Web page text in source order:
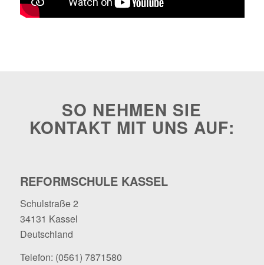
SO NEHMEN SIE
KONTAKT MIT UNS AUF:
REFORMSCHULE KASSEL
Schulstraße 2
34131 Kassel
Deutschland
Telefon: (0561) 7871580